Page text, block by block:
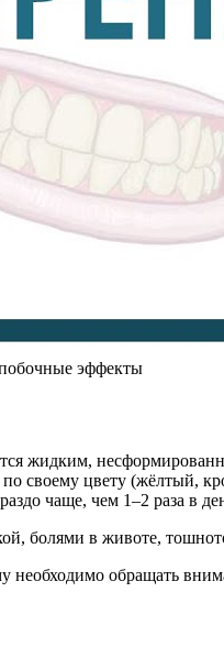
эффекты
жидким,
по своему цвету
чаще, чем 1–2 раза в
болями в животе,
обращать